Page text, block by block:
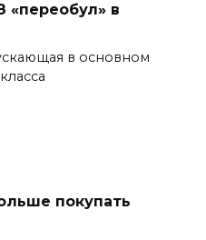
«переобул» в
в основном
покупать